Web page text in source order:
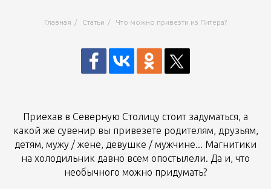
Главная / Статьи / Что можно привезти из Питера?
Приехав в Северную Столицу стоит задуматься, а
какой же сувенир вы привезете родителям, друзьям,
детям, мужу / жене, девушке / мужчине... Магнитики
на холодильник давно всем опостылели. Да и, что
необычного можно придумать?